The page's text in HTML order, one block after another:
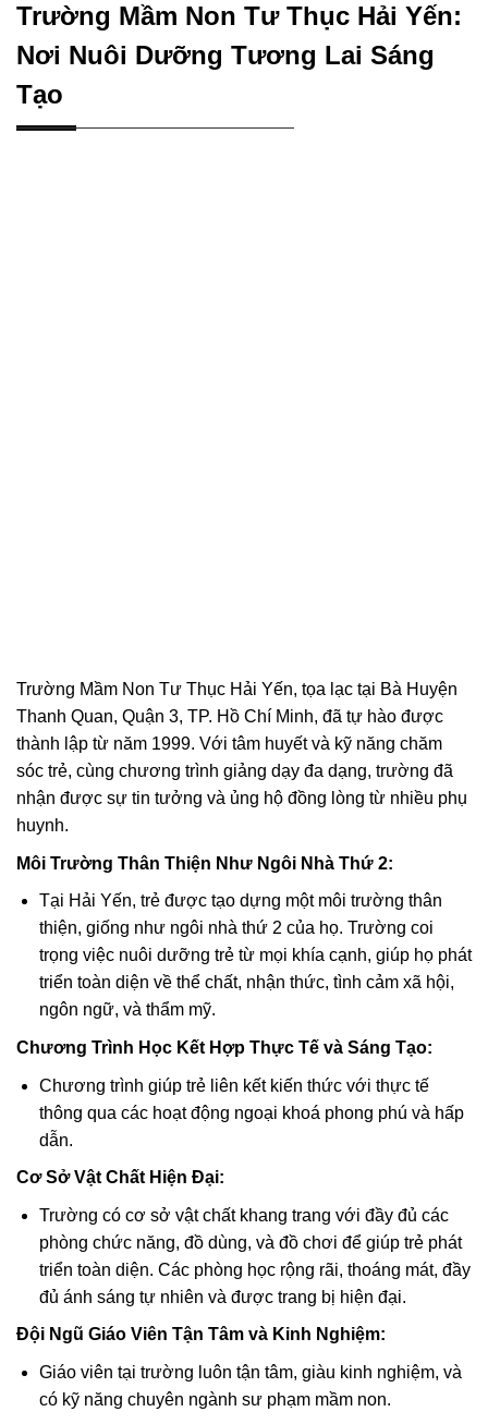
Trường Mầm Non Tư Thục Hải Yến:
Nơi Nuôi Dưỡng Tương Lai Sáng
Tạo
Trường Mầm Non Tư Thục Hải Yến, tọa lạc tại Bà Huyện
Thanh Quan, Quận 3, TP. Hồ Chí Minh, đã tự hào được
thành lập từ năm 1999. Với tâm huyết và kỹ năng chăm
sóc trẻ, cùng chương trình giảng dạy đa dạng, trường đã
nhận được sự tin tưởng và ủng hộ đồng lòng từ nhiều phụ
huynh.
Môi Trường Thân Thiện Như Ngôi Nhà Thứ 2:
Tại Hải Yến, trẻ được tạo dựng một môi trường thân
thiện, giống như ngôi nhà thứ 2 của họ. Trường coi
trọng việc nuôi dưỡng trẻ từ mọi khía cạnh, giúp họ phát
triển toàn diện về thể chất, nhận thức, tình cảm xã hội,
ngôn ngữ, và thẩm mỹ.
Chương Trình Học Kết Hợp Thực Tế và Sáng Tạo:
Chương trình giúp trẻ liên kết kiến thức với thực tế
thông qua các hoạt động ngoại khoá phong phú và hấp
dẫn.
Cơ Sở Vật Chất Hiện Đại:
Trường có cơ sở vật chất khang trang với đầy đủ các
phòng chức năng, đồ dùng, và đồ chơi để giúp trẻ phát
triển toàn diện. Các phòng học rộng rãi, thoáng mát, đầy
đủ ánh sáng tự nhiên và được trang bị hiện đại.
Đội Ngũ Giáo Viên Tận Tâm và Kinh Nghiệm:
Giáo viên tại trường luôn tận tâm, giàu kinh nghiệm, và
có kỹ năng chuyên ngành sư phạm mầm non.